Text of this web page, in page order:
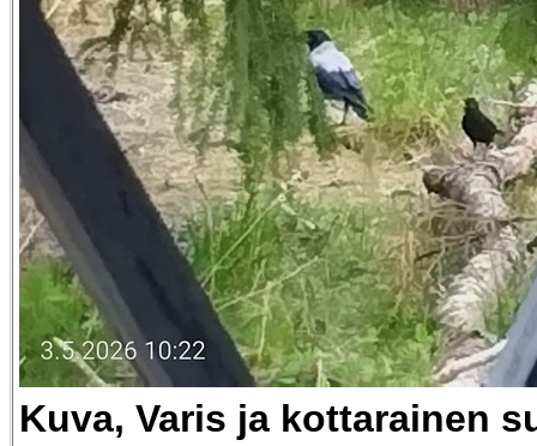
Kuva, Varis ja kottarainen